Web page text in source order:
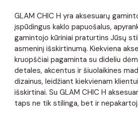
GLAM CHIC H yra aksesuarų
įspūdingus kaklo papuošalus,
gamintojo kūriniai praturtins Jūsų
asmeninį išskirtinumą. Kiekviena
kruopščiai pagaminta su dideliu
detales, akcentus ir šiuolaikines
dizainus, leidžiant kiekvienam
išskirtinai. Su GLAM CHIC H
taps ne tik stilinga, bet ir